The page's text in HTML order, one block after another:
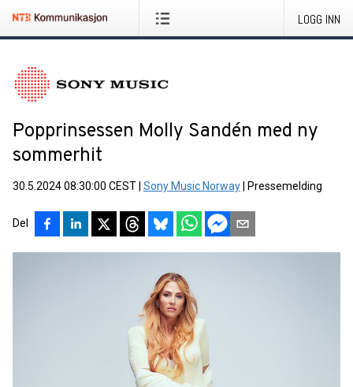
LOGG INN
Popprinsessen Molly Sandén med ny
sommerhit
30.5.2024 08:30:00 CEST Sony Music Norway Pressemelding
Del